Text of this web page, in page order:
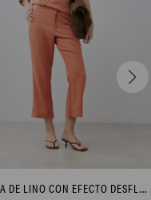
BLUSA DE LINO CON EFECTO DESFLECADO - DURAZNO